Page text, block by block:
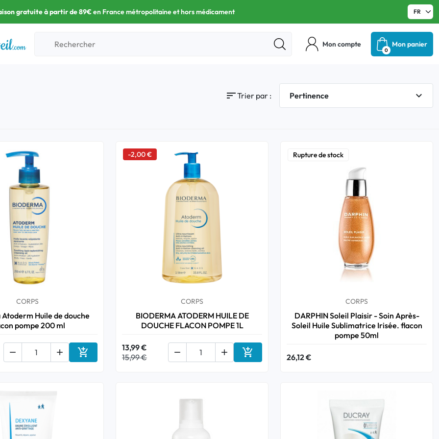
gratuite à partir de 89€en France métropolitaine et hors médicament
Mon compte Mon panier
0
sortTrier par : Pertinence expand_more
CORPS
Huile de douche
pompe 200 ml
  Ajouter au panier
-2,00 €
CORPS
BIODERMA ATODERM HUILE DE
DOUCHE FLACON POMPE 1L
13,99 €
15,99 €
  Ajouter au panier
Rupture de stock
CORPS
DARPHIN Soleil Plaisir - Soin Après-
Soleil Huile Sublimatrice Irisée. flacon
pompe 50ml
26,12 €